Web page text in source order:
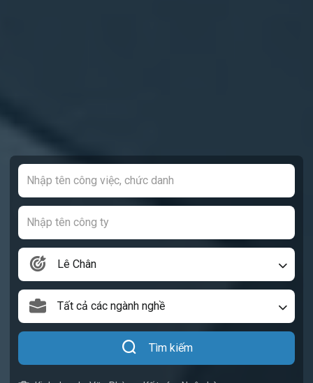
Lê Chân
Tất cả các ngành nghề
Tìm kiếm